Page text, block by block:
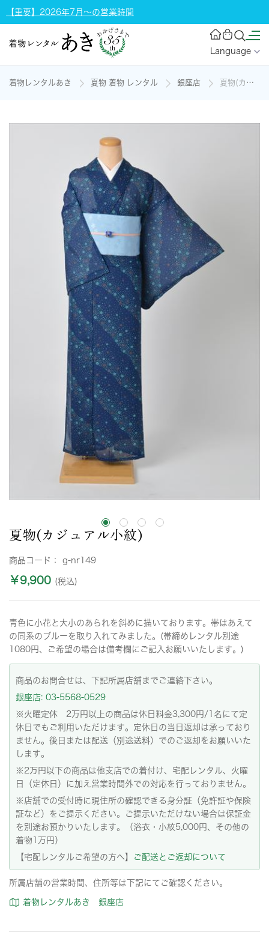
【重要】2026年7月～の営業時間
Language
着物レンタルあき 夏物 着物 レンタル 銀座店 夏物(カジュアル小紋)の着物レンタル
夏物(カジュアル小紋)
商品コード： g-nr149
￥9,900 (税込)
青色に小花と大小のあられを斜めに描いております。帯はあえて
の同系のブルーを取り入れてみました。(帯締めレンタル別途
1080円、ご希望の場合は備考欄にご記入お願いいたします。)
商品のお問合せは、下記所属店舗までご連絡下さい。
銀座店: 03-5568-0529
※火曜定休 2万円以上の商品は休日料金3,300円/1名にて定
休日でもご利用いただけます。定休日の当日返却は承っており
ません。後日または配送（別途送料）でのご返却をお願いいた
します。
※2万円以下の商品は他支店での着付け、宅配レンタル、火曜
日（定休日）に加え営業時間外での対応を行っておりません。
※店舗での受付時に現住所の確認できる身分証（免許証や保険
証など）をご提示ください。ご提示いただけない場合は保証金
を別途お預かりいたします。（浴衣・小紋5,000円、その他の
着物1万円）
【宅配レンタルご希望の方へ】
ご配送とご返却について
所属店舗の営業時間、住所等は下記にてご確認ください。
着物レンタルあき 銀座店